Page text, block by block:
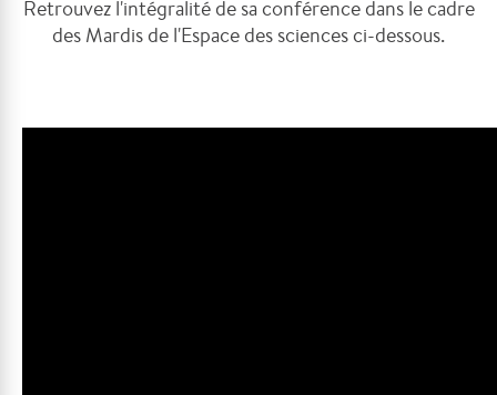
Retrouvez l'intégralité de sa conférence dans le cadre
des Mardis de l'Espace des sciences ci-dessous.